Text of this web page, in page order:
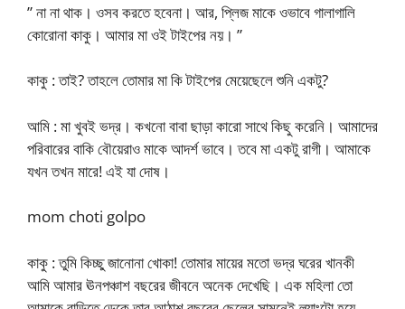
” না না থাক। ওসব করতে হবেনা। আর, প্লিজ মাকে ওভাবে গালাগালি
কোরোনা কাকু। আমার মা ওই টাইপের নয়। ”
কাকু : তাই? তাহলে তোমার মা কি টাইপের মেয়েছেলে শুনি একটু?
আমি : মা খুবই ভদ্র। কখনো বাবা ছাড়া কারো সাথে কিছু করেনি। আমাদের
পরিবারের বাকি বৌয়েরাও মাকে আদর্শ ভাবে। তবে মা একটু রাগী। আমাকে
যখন তখন মারে! এই যা দোষ।
mom choti golpo
কাকু : তুমি কিচ্ছু জানোনা খোকা! তোমার মায়ের মতো ভদ্র ঘরের খানকী
আমি আমার ঊনপঞ্চাশ বছরের জীবনে অনেক দেখেছি। এক মহিলা তো